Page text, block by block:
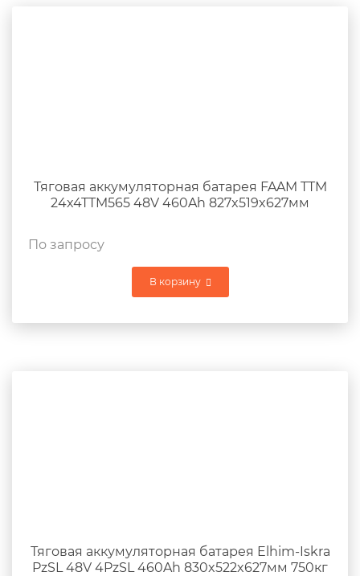
Тяговая аккумуляторная батарея FAAM TTM
24x4TTM565 48V 460Ah 827x519x627мм
По запросу
В корзину
Тяговая аккумуляторная батарея Elhim-Iskra
PzSL 48V 4PzSL 460Ah 830x522x627мм 750кг